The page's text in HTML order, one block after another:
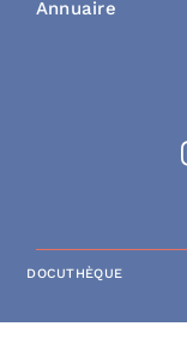
Annuaire
DOCUTHÈQUE